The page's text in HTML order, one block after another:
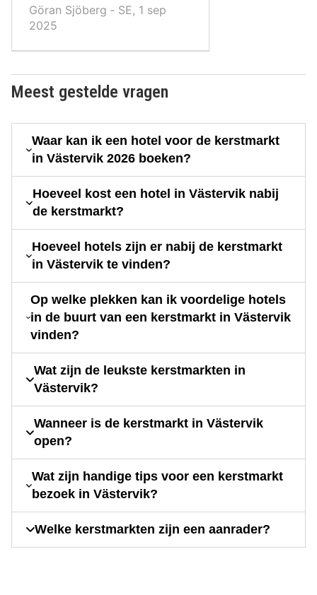
Göran Sjöberg ‐ SE, 1 sep
2025
Meest gestelde vragen
Waar kan ik een hotel voor de kerstmarkt
in Västervik 2026 boeken?
Hoeveel kost een hotel in Västervik nabij
de kerstmarkt?
Hoeveel hotels zijn er nabij de kerstmarkt
in Västervik te vinden?
Op welke plekken kan ik voordelige hotels
in de buurt van een kerstmarkt in Västervik
vinden?
Wat zijn de leukste kerstmarkten in
Västervik?
Wanneer is de kerstmarkt in Västervik
open?
Wat zijn handige tips voor een kerstmarkt
bezoek in Västervik?
Welke kerstmarkten zijn een aanrader?